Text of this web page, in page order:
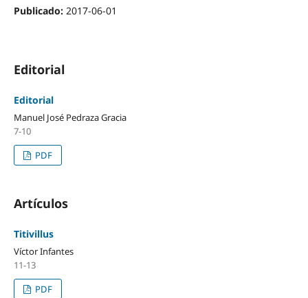
Publicado: 2017-06-01
Editorial
Editorial
Manuel José Pedraza Gracia
7-10
PDF
Artículos
Titivillus
Víctor Infantes
11-13
PDF